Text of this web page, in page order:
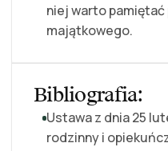
niej warto
majątkowego.
Bibliografia:
Ustawa z dnia 25
rodzinny i